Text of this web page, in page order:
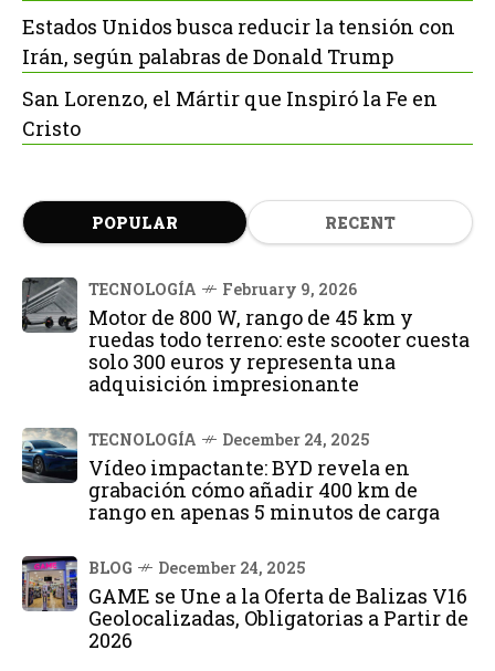
Estados Unidos busca reducir la tensión con
Irán, según palabras de Donald Trump
San Lorenzo, el Mártir que Inspiró la Fe en
Cristo
POPULAR RECENT
TECNOLOGÍA February 9, 2026
Motor de 800 W, rango de 45 km y
ruedas todo terreno: este scooter cuesta
solo 300 euros y representa una
adquisición impresionante
TECNOLOGÍA December 24, 2025
Vídeo impactante: BYD revela en
grabación cómo añadir 400 km de
rango en apenas 5 minutos de carga
BLOG December 24, 2025
GAME se Une a la Oferta de Balizas V16
Geolocalizadas, Obligatorias a Partir de
2026